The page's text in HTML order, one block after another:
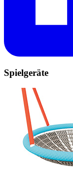
Spielgeräte